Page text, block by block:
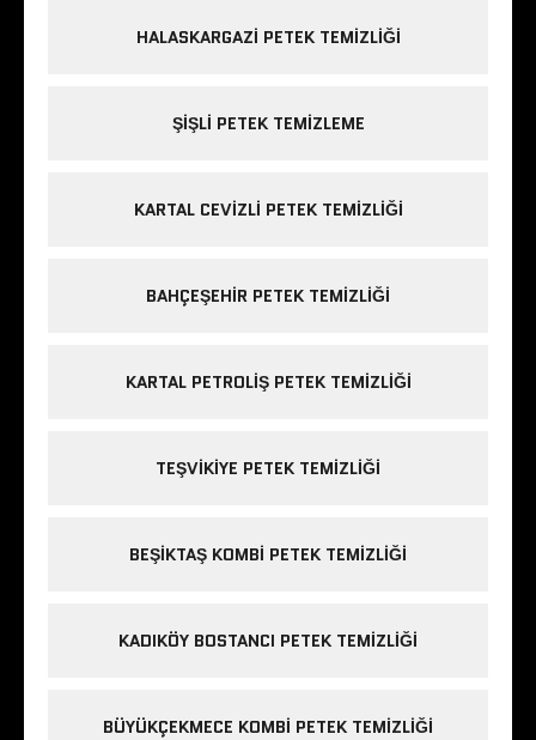
HALASKARGAZI PETEK TEMIZLIĞI
ŞIŞLI PETEK TEMIZLEME
KARTAL CEVIZLI PETEK TEMIZLIĞI
BAHÇEŞEHIR PETEK TEMIZLIĞI
KARTAL PETROLIŞ PETEK TEMIZLIĞI
TEŞVIKIYE PETEK TEMIZLIĞI
BEŞIKTAŞ KOMBI PETEK TEMIZLIĞI
KADIKÖY BOSTANCI PETEK TEMIZLIĞI
BÜYÜKÇEKMECE KOMBI PETEK TEMIZLIĞI